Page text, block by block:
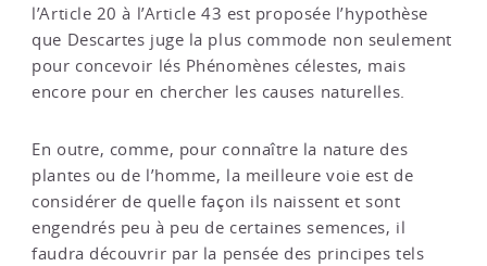
l’Article 20 à l’Article 43 est proposée l’hypothèse
que Descartes juge la plus commode non seulement
pour concevoir lés Phénomènes célestes, mais
encore pour en chercher les causes naturelles.
En outre, comme, pour connaître la nature des
plantes ou de l’homme, la meilleure voie est de
considérer de quelle façon ils naissent et sont
engendrés peu à peu de certaines semences, il
faudra découvrir par la pensée des principes tels